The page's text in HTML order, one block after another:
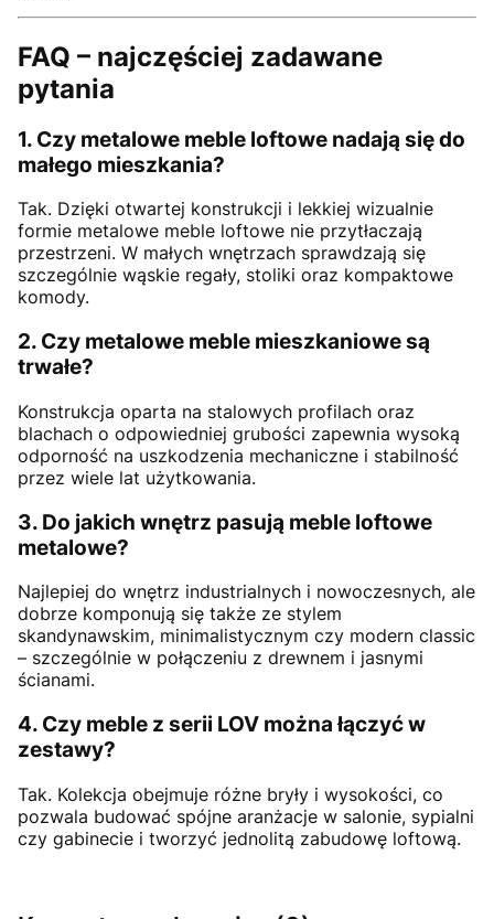
FAQ – najczęściej zadawane
pytania
1. Czy metalowe meble loftowe nadają się do
małego mieszkania?
Tak. Dzięki otwartej konstrukcji i lekkiej wizualnie
formie metalowe meble loftowe nie przytłaczają
przestrzeni. W małych wnętrzach sprawdzają się
szczególnie wąskie regały, stoliki oraz kompaktowe
komody.
2. Czy metalowe meble mieszkaniowe są
trwałe?
Konstrukcja oparta na stalowych profilach oraz
blachach o odpowiedniej grubości zapewnia wysoką
odporność na uszkodzenia mechaniczne i stabilność
przez wiele lat użytkowania.
3. Do jakich wnętrz pasują meble loftowe
metalowe?
Najlepiej do wnętrz industrialnych i nowoczesnych, ale
dobrze komponują się także ze stylem
skandynawskim, minimalistycznym czy modern classic
– szczególnie w połączeniu z drewnem i jasnymi
ścianami.
4. Czy meble z serii LOV można łączyć w
zestawy?
Tak. Kolekcja obejmuje różne bryły i wysokości, co
pozwala budować spójne aranżacje w salonie, sypialni
czy gabinecie i tworzyć jednolitą zabudowę loftową.